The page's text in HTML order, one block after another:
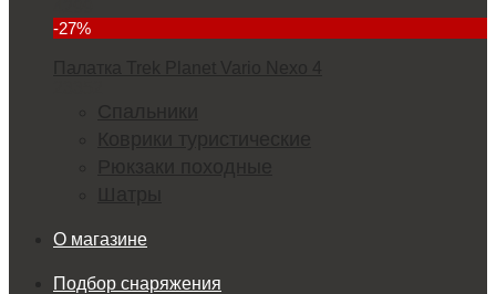
-27%
О магазине
Подбор снаряжения